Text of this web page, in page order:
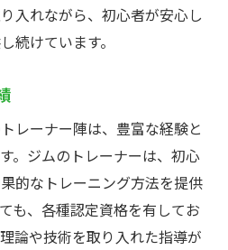
入れながら、初心者が安心し
続けています。
レーナー陣は、豊富な経験と
。ジムのトレーナーは、初心
的なトレーニング方法を提供
も、各種認定資格を有してお
論や技術を取り入れた指導が